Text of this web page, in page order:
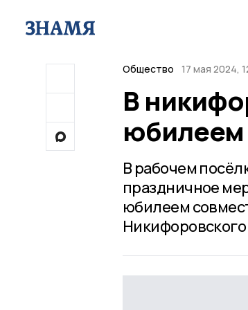
Общество 17 мая 2024,
В
В рабочем
праздничное
юбилеем
Никифоровского